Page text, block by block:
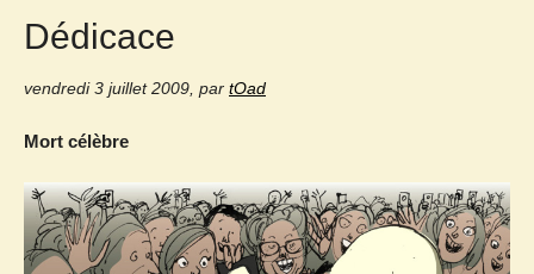
Dédicace
vendredi 3 juillet 2009, par tOad
Mort célèbre